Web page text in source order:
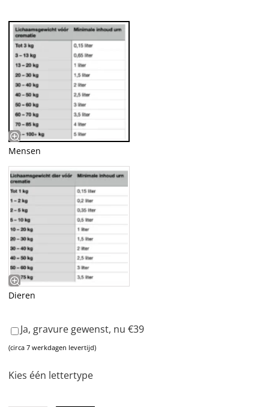
Mensen
Dieren
Ja, gravure gewenst, nu €39
(circa 7 werkdagen levertijd)
Kies één lettertype